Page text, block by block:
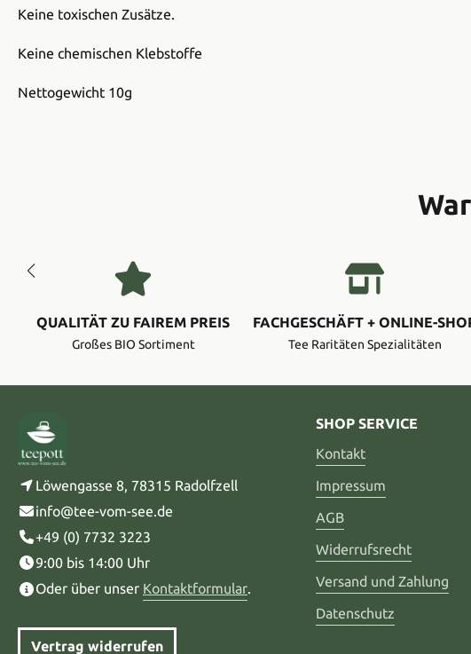
Keine toxischen Zusätze.
Keine chemischen Klebstoffe
Nettogewicht 10g
QUALITÄT ZU FAIREM PREIS
Großes BIO Sortiment
FACHGESCHÄFT + ONLINE-
Tee Raritäten Spezialitäten
Löwengasse 8, 78315 Radolfzell
info@tee-vom-see.de
+49 (0) 7732 3223
9:00 bis 14:00 Uhr
Oder über unser Kontaktformular.
Vertrag widerrufen
SHOP SERVICE
Kontakt
Impressum
AGB
Widerrufsrecht
Versand und Zahlung
Datenschutz